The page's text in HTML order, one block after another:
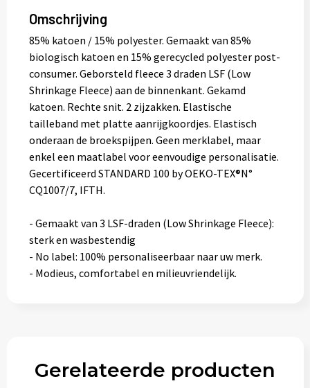
Omschrijving
85% katoen / 15% polyester. Gemaakt van 85%
biologisch katoen en 15% gerecycled polyester post-
consumer. Geborsteld fleece 3 draden LSF (Low
Shrinkage Fleece) aan de binnenkant. Gekamd
katoen. Rechte snit. 2 zijzakken. Elastische
tailleband met platte aanrijgkoordjes. Elastisch
onderaan de broekspijpen. Geen merklabel, maar
enkel een maatlabel voor eenvoudige personalisatie.
Gecertificeerd STANDARD 100 by OEKO-TEX®N°
CQ1007/7, IFTH.
- Gemaakt van 3 LSF-draden (Low Shrinkage Fleece):
sterk en wasbestendig
- No label: 100% personaliseerbaar naar uw merk.
- Modieus, comfortabel en milieuvriendelijk.
Gerelateerde producten